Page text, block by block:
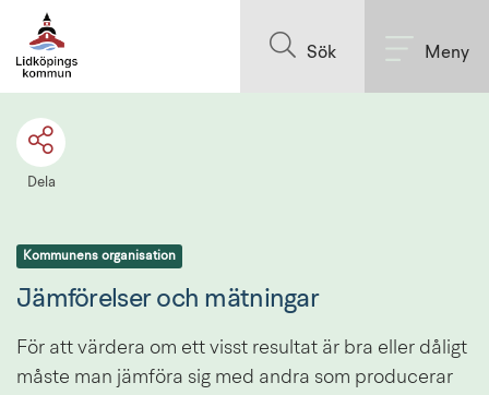
Sök Meny
Dela
Kommunens organisation
Jämförelser och mätningar
För att värdera om ett visst resultat är bra eller dåligt
måste man jämföra sig med andra som producerar